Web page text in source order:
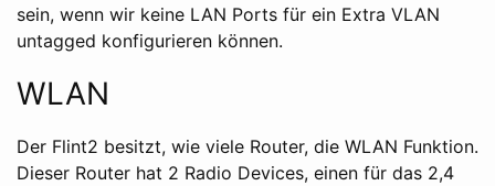
sein, wenn wir keine LAN Ports für ein Extra VLAN
untagged konfigurieren können.
WLAN
Der Flint2 besitzt, wie viele Router, die WLAN Funktion.
Dieser Router hat 2 Radio Devices, einen für das 2,4